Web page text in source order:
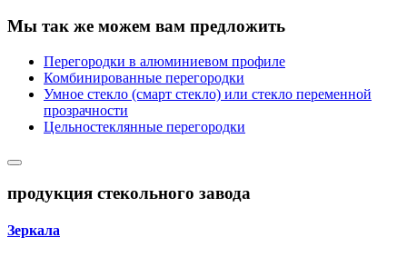
Мы так же можем вам предложить
Перегородки в алюминиевом профиле
Комбинированные перегородки
Умное стекло (смарт стекло) или стекло переменной
прозрачности
Цельностеклянные перегородки
продукция стекольного завода
Зеркала